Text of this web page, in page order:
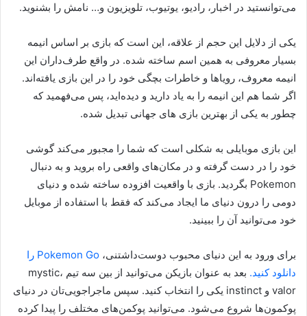
می‌توانستید در اخبار، رادیو، یوتیوب، تلویزیون و… نامش را بشنوید.
یکی از دلایل این حجم از علاقه، این است که بازی بر اساس انیمه
بسیار معروفی به همین اسم ساخته شده. در واقع طرف‌داران این
انیمه معروف، رویاها و خاطرات بچگی خود را در این بازی یافته‌اند.
اگر شما هم این انیمه را به یاد دارید و دیده‌اید، پس می‌فهمید که
چطور به یکی از بهترین بازی های جهانی تبدیل شده.
این بازی موبایلی به شکلی است که شما را مجبور می‌کند گوشی
خود را در دست گرفته و در مکان‌های واقعی راه بروید و به دنبال
Pokemon بگردید. بازی با واقعیت افزوده ساخته شده و ‌دنیای
دومی را درون دنیای ما ایجاد می‌کند که فقط با استفاده از موبایل
خود می‌توانید آن را ببینید.
برای ورود به این دنیای محبوب دوست‌داشتنی،
Pokemon Go را
دانلود کنید.
بعد به عنوان بازیکن می‌توانید از بین سه تیم mystic،
valor و instinct یکی را انتخاب کنید. سپس ماجراجویی‌تان در دنیای
پوکمون‌ها شروع می‌شود. می‌توانید پوکمن‌های مختلف را پیدا کرده